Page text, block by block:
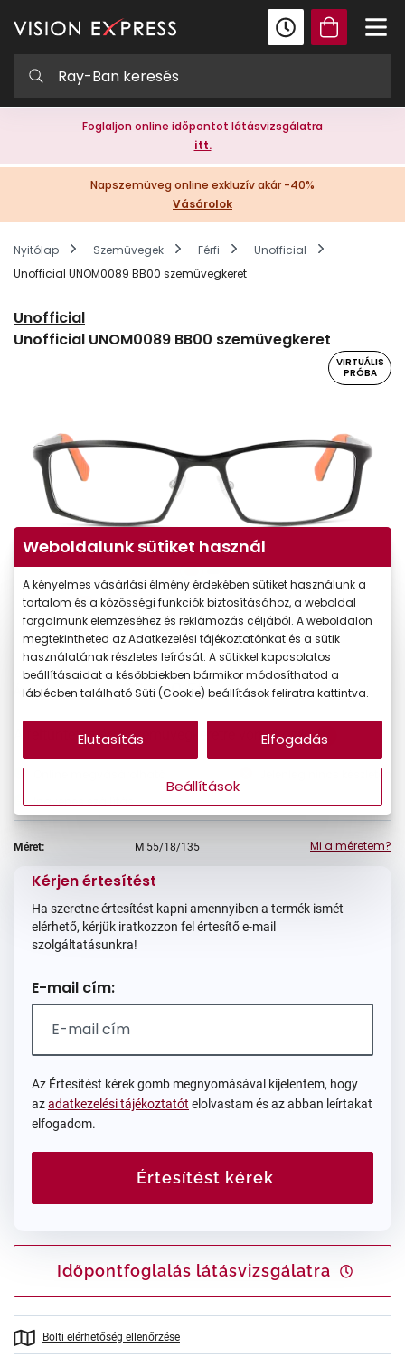
Foglaljon online időpontot látásvizsgálatra
itt.
Napszemüveg online exkluzív akár -40%
Vásárolok
Nyitólap Szemüvegek Férfi
Unofficial
Unofficial UNOM0089 BB00 szemüvegkeret
Unofficial
Unofficial UNOM0089 BB00 szemüvegkeret
VIRTUÁLIS
PRÓBA
Ár: 33.990 Ft
A feltűntetett ár a szemüvegkeretre vonatkozik.
Jelenleg nincs készleten
Ingyenes szállítás
Méret: M 55/18/135 Mi a méretem?
Kérjen értesítést
Ha szeretne értesítést kapni amennyiben a termék ismét
elérhető, kérjük iratkozzon fel értesítő e-mail
szolgáltatásunkra!
E-mail cím:
Az Értesítést kérek gomb megnyomásával kijelentem, hogy
azadatkezelési tájékoztatót elolvastam és az abban leírtakat
elfogadom.
Értesítést kérek
Időpontfoglalás látásvizsgálatra
Bolti elérhetőség ellenőrzése
Weboldalunk sütiket használ
A kényelmes vásárlási élmény érdekében sütiket használunk a
tartalom és a közösségi funkciók biztosításához, a weboldal
forgalmunk elemzéséhez és reklámozás céljából. A weboldalon
megtekintheted az Adatkezelési tájékoztatónkat és a sütik
használatának részletes leírását. A sütikkel kapcsolatos
beállításaidat a későbbiekben bármikor módosíthatod a
láblécben található Süti (Cookie) beállítások feliratra kattintva.
Beállítások
Elutasítás Elfogadás